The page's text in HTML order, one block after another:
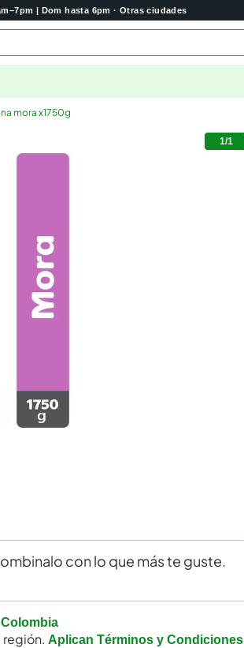
| Dom hasta 6pm · Otras ciudades
mora x1750g
1/1
con lo que más te guste.
Aplican Términos y Condiciones